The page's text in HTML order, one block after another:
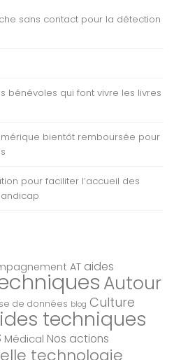
sans contact pour la détection
bénévoles qui font vivre les livres
bientôt remboursée pour
pour faciliter l’accueil des
AT aides
Autour
de données blog Culture
techniques
Médical Nos actions
technologie